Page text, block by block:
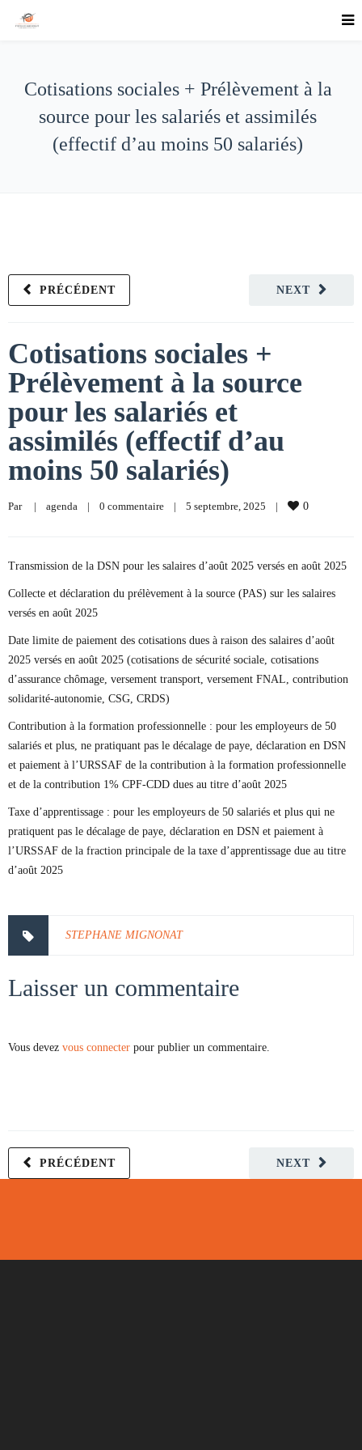
Cotisations sociales + Prélèvement à la
source pour les salariés et assimilés
(effectif d’au moins 50 salariés)
NEXT
PRÉCÉDENT
Cotisations sociales +
Prélèvement à la source
pour les salariés et
assimilés (effectif d’au
moins 50 salariés)
Par | agenda | 0 commentaire | 5 septembre, 2025 | 0
Transmission de la DSN pour les salaires d’août 2025 versés en août 2025
Collecte et déclaration du prélèvement à la source (PAS) sur les salaires
versés en août 2025
Date limite de paiement des cotisations dues à raison des salaires d’août
2025 versés en août 2025 (cotisations de sécurité sociale, cotisations
d’assurance chômage, versement transport, versement FNAL, contribution
solidarité-autonomie, CSG, CRDS)
Contribution à la formation professionnelle : pour les employeurs de 50
salariés et plus, ne pratiquant pas le décalage de paye, déclaration en DSN
et paiement à l’URSSAF de la contribution à la formation professionnelle
et de la contribution 1% CPF-CDD dues au titre d’août 2025
Taxe d’apprentissage : pour les employeurs de 50 salariés et plus qui ne
pratiquent pas le décalage de paye, déclaration en DSN et paiement à
l’URSSAF de la fraction principale de la taxe d’apprentissage due au titre
d’août 2025
STEPHANE MIGNONAT
Laisser un commentaire
Vous devez vous connecter pour publier un commentaire.
NEXT
PRÉCÉDENT